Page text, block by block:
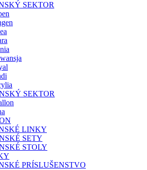
SEKTOR
SEKTOR
LINKY
SETY
STOLY
PRÍSLUŠENSTVO